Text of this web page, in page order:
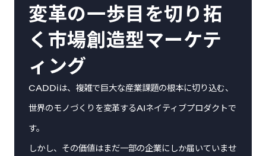
変革の一歩目を切り拓
く市場創造型マーケテ
ィング
CADDiは、複雑で巨大な産業課題の根本に切り込む、
世界のモノづくりを変革するAIネイティブプロダクトで
す。
しかし、その価値はまだ一部の企業にしか届いていませ